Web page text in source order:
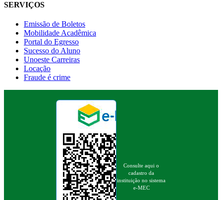
SERVIÇOS
Emissão de Boletos
Mobilidade Acadêmica
Portal do Egresso
Sucesso do Aluno
Unoeste Carreiras
Locação
Fraude é crime
Consulte aqui o
cadastro da
instituição no sistema
e-MEC